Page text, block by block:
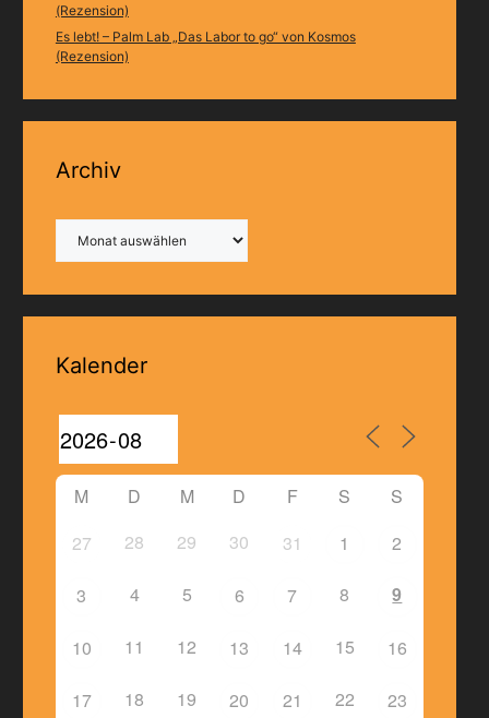
(Rezension)
Es lebt! – Palm Lab „Das Labor to go“ von Kosmos
(Rezension)
Archiv
Kalender
M D M D F S
S
27
28 29 30 31 1 2
3 4 5 6 7 8 9
10 11 12 13 14 15 16
17 18 19 20 21 22 23